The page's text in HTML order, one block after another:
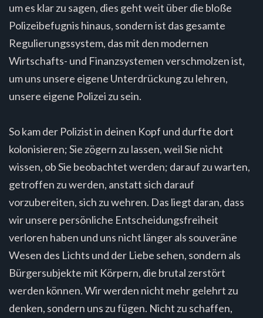
um es klar zu sagen, dies geht weit über die bloße
Polizeibefugnis hinaus, sondern ist das gesamte
Regulierungssystem, das mit den modernen
Wirtschafts- und Finanzsystemen verschmolzen ist,
um uns unsere eigene Unterdrückung zu lehren,
unsere eigene Polizei zu sein.
So kam der Polizist in deinen Kopf und durfte dort
kolonisieren; Sie zögern zu lassen, weil Sie nicht
wissen, ob Sie beobachtet werden; darauf zu warten,
getroffen zu werden, anstatt sich darauf
vorzubereiten, sich zu wehren. Das liegt daran, dass
wir unsere persönliche Entscheidungsfreiheit
verloren haben und uns nicht länger als souveräne
Wesen des Lichts und der Liebe sehen, sondern als
Bürgersubjekte mit Körpern, die brutal zerstört
werden können. Wir werden nicht mehr gelehrt zu
denken, sondern uns zu fügen. Nicht zu schaffen,